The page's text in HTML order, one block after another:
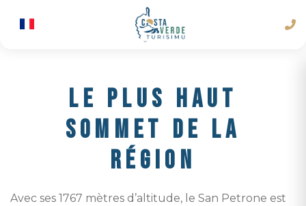
LE PLUS HAUT
SOMMET DE LA
RÉGION
Avec ses 1767 mètres d’altitude, le San Petrone est